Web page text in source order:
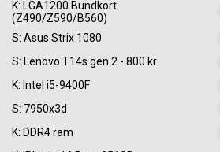
K: LGA1200 Bundkort
(Z490/Z590/B560)
S: Asus Strix 1080
S: Lenovo T14s gen 2 - 800 kr.
K: Intel i5-9400F
S: 7950x3d
K: DDR4 ram